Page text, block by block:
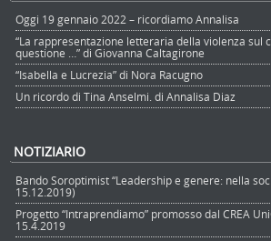
Oggi 19 gennaio 2022 – ricordiamo Annalisa
“La rappresentazione letteraria della violenza sul
questione …” di Giovanna Caltagirone
“Isabella e Lucrezia” di Nora Racugno
Un ricordo di Tina Anselmi. di Annalisa Diaz
NOTIZIARIO
Bando Soroptimist “Leadership e genere: nella
15.12.2019)
Progetto “Intraprendiamo” promosso dal CREA
15.4.2019